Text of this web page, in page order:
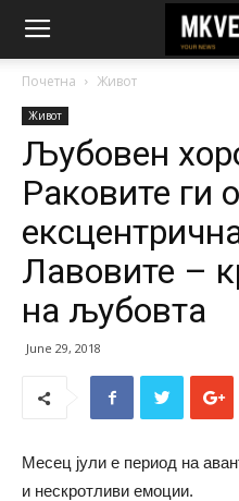
Почетна Живот
Живот
Љубовен
Раковите ги
Лавовите –
на љубовта
June 29, 2018
Месец јули е период на
и нескротливи емоции.